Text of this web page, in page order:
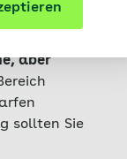
aber
sollten Sie